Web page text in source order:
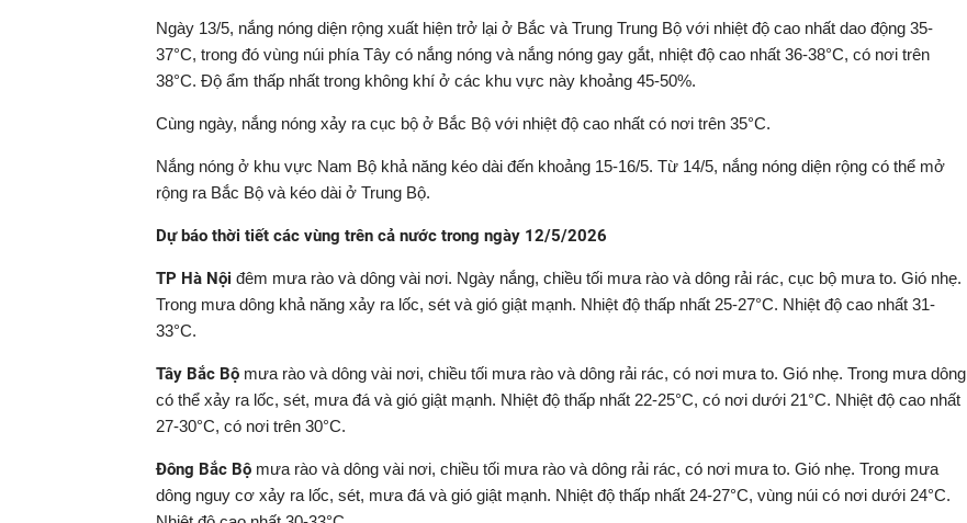
Ngày 13/5, nắng nóng diện rộng xuất hiện trở lại ở Bắc và Trung Trung Bộ với nhiệt độ cao nhất dao động 35-
37°C, trong đó vùng núi phía Tây có nắng nóng và nắng nóng gay gắt, nhiệt độ cao nhất 36-38°C, có nơi trên
38°C. Độ ẩm thấp nhất trong không khí ở các khu vực này khoảng 45-50%.
Cùng ngày, nắng nóng xảy ra cục bộ ở Bắc Bộ với nhiệt độ cao nhất có nơi trên 35°C.
Nắng nóng ở khu vực Nam Bộ khả năng kéo dài đến khoảng 15-16/5. Từ 14/5, nắng nóng diện rộng có thể mở
rộng ra Bắc Bộ và kéo dài ở Trung Bộ.
Dự báo thời tiết các vùng trên cả nước trong ngày 12/5/2026
TP Hà Nội đêm mưa rào và dông vài nơi. Ngày nắng, chiều tối mưa rào và dông rải rác, cục bộ mưa to. Gió nhẹ.
Trong mưa dông khả năng xảy ra lốc, sét và gió giật mạnh. Nhiệt độ thấp nhất 25-27°C. Nhiệt độ cao nhất 31-
33°C.
Tây Bắc Bộ mưa rào và dông vài nơi, chiều tối mưa rào và dông rải rác, có nơi mưa to. Gió nhẹ. Trong mưa dông
có thể xảy ra lốc, sét, mưa đá và gió giật mạnh. Nhiệt độ thấp nhất 22-25°C, có nơi dưới 21°C. Nhiệt độ cao nhất
27-30°C, có nơi trên 30°C.
Đông Bắc Bộ mưa rào và dông vài nơi, chiều tối mưa rào và dông rải rác, có nơi mưa to. Gió nhẹ. Trong mưa
dông nguy cơ xảy ra lốc, sét, mưa đá và gió giật mạnh. Nhiệt độ thấp nhất 24-27°C, vùng núi có nơi dưới 24°C.